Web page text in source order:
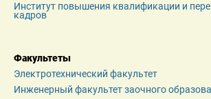
Институт повышения квалификации и
кадров
Факультеты
Электротехнический факультет
Инженерный факультет заочного